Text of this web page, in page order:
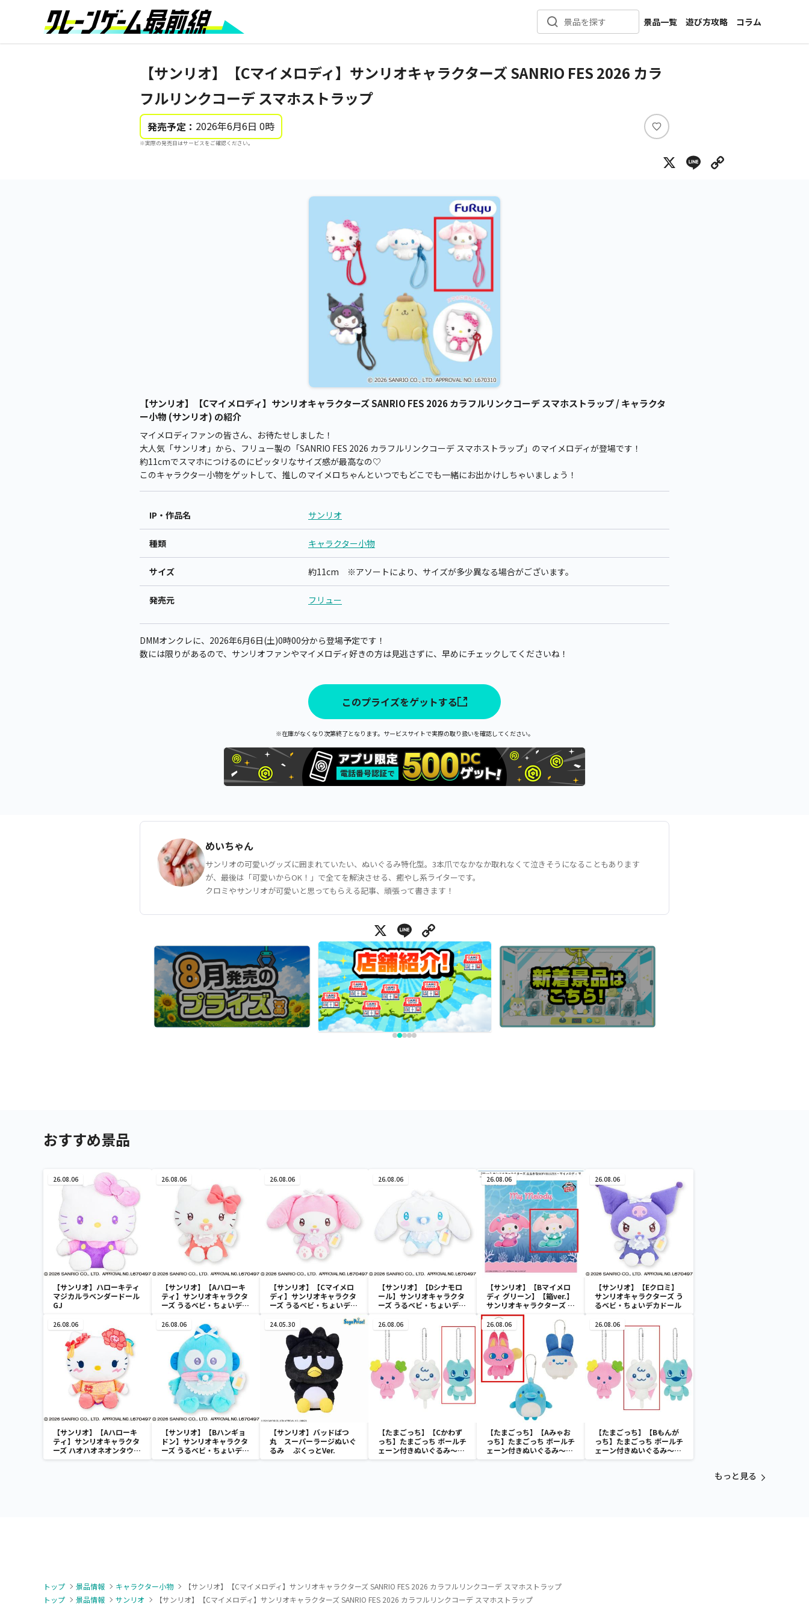
景品を探す
景品一覧
新着景品
遊び方攻略
コラム
インタビュー
【サンリオ】【Cマイメロディ】サンリオキャラクターズ SANRIO FES 2026 カラ
フルリンクコーデ スマホストラップ
発売予定： 2026年6月6日 0時
※実際の発売日はサービスをご確認ください。
い
ね
X Line
【サンリオ】【Cマイメロディ】サンリオキャラクターズ SANRIO FES 2026 カラフルリンクコーデ スマホストラップ / キャラクタ
ー小物 (サンリオ) の紹介
マイメロディファンの皆さん、お待たせしました！
大人気「サンリオ」から、フリュー製の「SANRIO FES 2026 カラフルリンクコーデ スマホストラップ」のマイメロディが登場です！
約11cmでスマホにつけるのにピッタリなサイズ感が最高なの♡
このキャラクター小物をゲットして、推しのマイメロちゃんといつでもどこでも一緒にお出かけしちゃいましょう！
IP・作品名 サンリオ
種類 キャラクター小物
サイズ 約11cm ※アソートにより、サイズが多少異なる場合がございます。
発売元 フリュー
DMMオンクレに、2026年6月6日(土)0時00分から登場予定です！
数には限りがあるので、サンリオファンやマイメロディ好きの方は見逃さずに、早めにチェックしてくださいね！
このプライズをゲットする
※在庫がなくなり次第終了となります。サービスサイトで実際の取り扱いを確認してください。
めいちゃん
サンリオの可愛いグッズに囲まれていたい、ぬいぐるみ特化型。3本爪でなかなか取れなくて泣きそうになることもあります
が、最後は「可愛いからOK！」で全てを解決させる、癒やし系ライターです。
クロミやサンリオが可愛いと思ってもらえる記事、頑張って書きます！
X Line
おすすめ景品
26.08.06
【サンリオ】ハローキティ
マジカルラベンダードール
GJ
26.08.06
【サンリオ】【Aハローキ
ティ】サンリオキャラクタ
ーズ うるベビ・ちょいデカ
26.08.06
【サンリオ】【Cマイメロ
ディ】サンリオキャラクタ
ーズ うるベビ・ちょいデカ
26.08.06
【サンリオ】【Dシナモロ
ール】サンリオキャラクタ
ーズ うるベビ・ちょいデカ
26.08.06
【サンリオ】【Bマイメロ
ディ グリーン】【箱ver.】
サンリオキャラクターズ お
おきなSOFVIMATES～マ
イメロディ マーメイドver.
～
26.08.06
【サンリオ】【Eクロミ】
サンリオキャラクターズ う
るベビ・ちょいデカドール
26.08.06
【サンリオ】【Aハローキ
ティ】サンリオキャラクタ
ーズ ハオハオネオンタウン
ドールBIGタイプ1
26.08.06
【サンリオ】【Bハンギョ
ドン】サンリオキャラクタ
ーズ うるベビ・ちょいデカ
ドール
24.05.30
【サンリオ】バッドばつ
丸 スーパーラージぬいぐ
るみ ぷくっとVer.
26.08.06
【たまごっち】【Cかわず
っち】たまごっち ボールチ
ェーン付きぬいぐるみ～
Tamagotchi Paradise～
26.08.06
【たまごっち】【Aみゃお
っち】たまごっち ボールチ
ェーン付きぬいぐるみ～
Tamagotchi Paradise～
26.08.06
【たまごっち】【Bもんが
っち】たまごっち ボールチ
ェーン付きぬいぐるみ～
Tamagotchi Paradise～
もっと見る
トップ 景品情報 キャラクター小物
【サンリオ】【Cマイメロディ】サンリオキャラクターズ SANRIO FES 2026 カラフルリンクコーデ スマホストラップ
トップ
景品情報 サンリオ 【サンリオ】【Cマイメロディ】サンリオキャラクターズ SANRIO FES 2026 カラフルリンクコーデ スマホストラップ